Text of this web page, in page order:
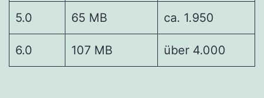
5.0 65 MB ca. 1.950
6.0 107 MB über 4.000